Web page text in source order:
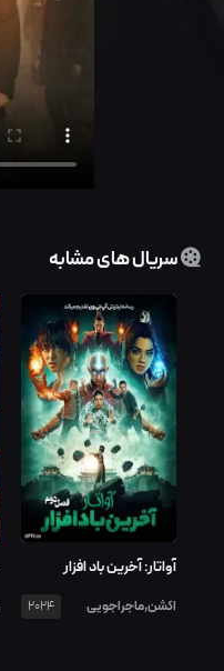
سریال های مشابه
آواتار: آخرین باد افزار
اکشن,ماجراجویی 2024